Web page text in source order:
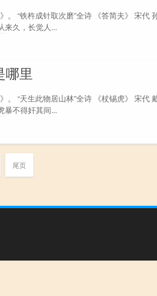
。 “铁杵成针取次磨”全诗 《答简夫》 宋代
来久，长觉人...
哪里
。 “天生此物居山林”全诗 《杖锡虎》 宋代
暴不得奸其间...
尾页